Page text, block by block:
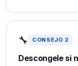
🔧 CONSEJO 2
Descongele si